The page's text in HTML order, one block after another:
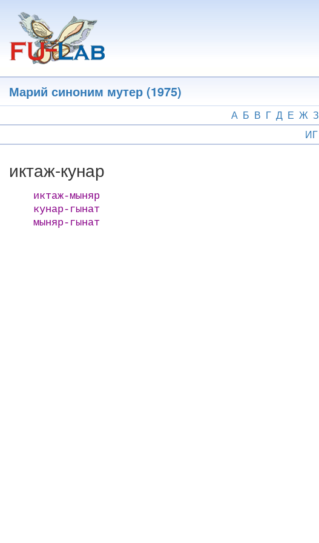
основному
содержанию
Марий синоним мутер (1975)
А Б В Г Д Е Ж З
ИГ
иктаж-кунар
иктаж-мыняр
кунар-гынат
мыняр-гынат